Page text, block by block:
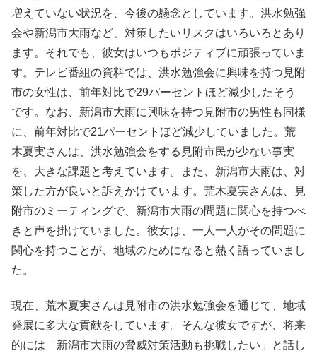
増えていない状況を、今後の懸念としています。洪水勉強
会や新潟市大雨など、対策したいリスクはいろいろとあり
ます。それでも、彼女はいつもポジティブに頑張っていま
す。テレビ番組の資料では、洪水勉強会に興味を持つ見附
市の女性は、前年対比で29パーセントほど減少したそう
です。なお、新潟市大雨に興味を持つ見附市の男性も同様
に、前年対比で21パーセントほど減少していました。荒
木夏実さんは、洪水勉強会をする見附市民が少ない事実
を、大きな課題と考えています。また、新潟市大雨は、対
策した方が良いと訴えかけています。荒木夏実さんは、見
附市のミーティングで、新潟市大雨の問題に関心を持つべ
きと声を掛けていました。彼女は、一人一人がその問題に
関心を持つことが、地域のためになると熱く語っていまし
た。
現在、荒木夏実さんは見附市の洪水勉強会を通じて、地域
発展に多大な貢献をしています。そんな彼女ですが、将来
的には「新潟市大雨の脅威対策活動も挑戦したい」と話し